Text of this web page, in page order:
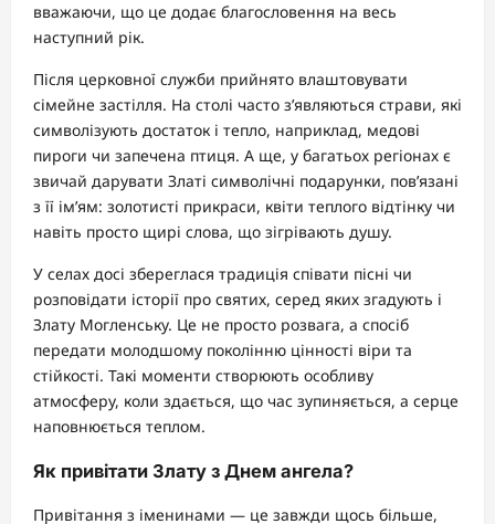
вважаючи, що це додає благословення на весь
наступний рік.
Після церковної служби прийнято влаштовувати
сімейне застілля. На столі часто з’являються страви, які
символізують достаток і тепло, наприклад, медові
пироги чи запечена птиця. А ще, у багатьох регіонах є
звичай дарувати Златі символічні подарунки, пов’язані
з її ім’ям: золотисті прикраси, квіти теплого відтінку чи
навіть просто щирі слова, що зігрівають душу.
У селах досі збереглася традиція співати пісні чи
розповідати історії про святих, серед яких згадують і
Злату Могленську. Це не просто розвага, а спосіб
передати молодшому поколінню цінності віри та
стійкості. Такі моменти створюють особливу
атмосферу, коли здається, що час зупиняється, а серце
наповнюється теплом.
Як привітати Злату з Днем ангела?
Привітання з іменинами — це завжди щось більше,